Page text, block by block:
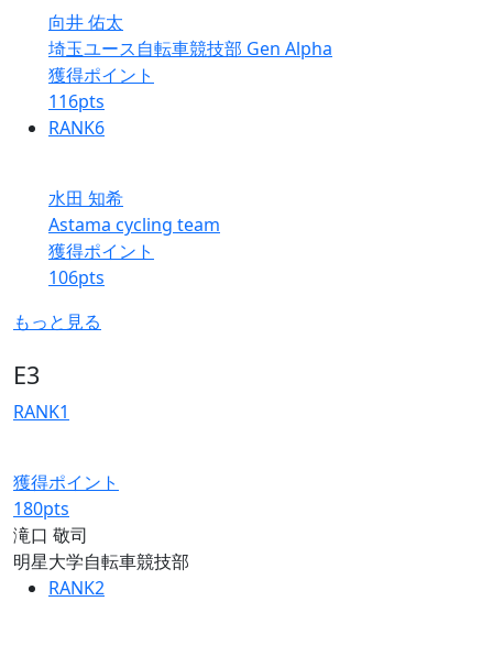
向井 佑太
埼玉ユース自転車競技部 Gen Alpha
獲得ポイント
116pts
RANK6
水田 知希
Astama cycling team
獲得ポイント
106pts
もっと見る
E3
RANK1
獲得ポイント
180pts
滝口 敬司
明星大学自転車競技部
RANK2